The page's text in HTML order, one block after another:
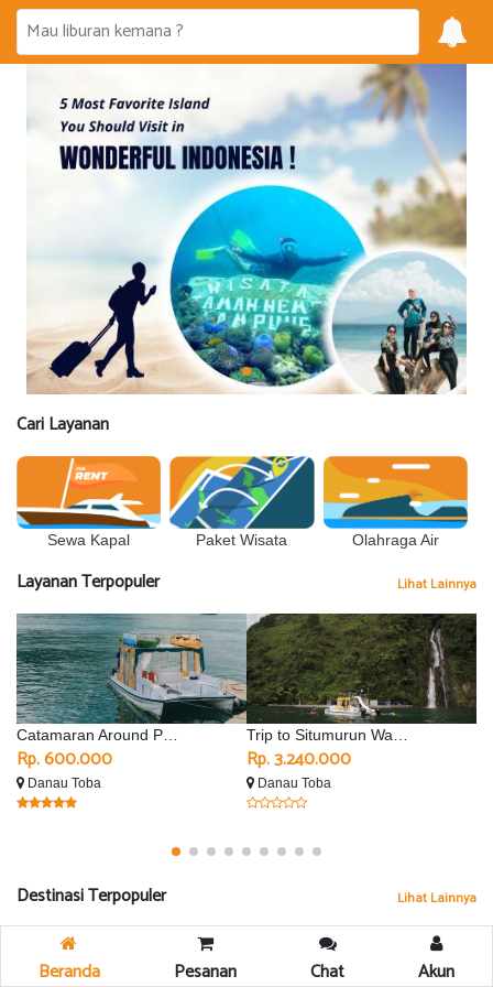
Cari Layanan
Sewa Kapal Paket Wisata Olahraga Air
Layanan Terpopuler Lihat Lainnya
Rp. 600.000
Danau Toba
Rp. 3.240.000
Danau Toba
Destinasi Terpopuler Lihat Lainnya
Beranda Pesanan Chat Akun